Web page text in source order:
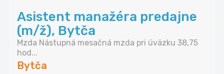
Asistent manažéra predajne
(m/ž), Bytča
Mzda Nástupná mesačná mzda pri úväzku 38,75
hod...
Bytča